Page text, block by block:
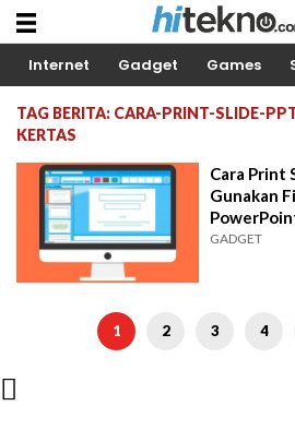
Internet Gadget Games
TAG BERITA: CARA-PRINT-SLIDE-
KERTAS
Cara Print
Gunakan
GADGET
1 2 3 4
